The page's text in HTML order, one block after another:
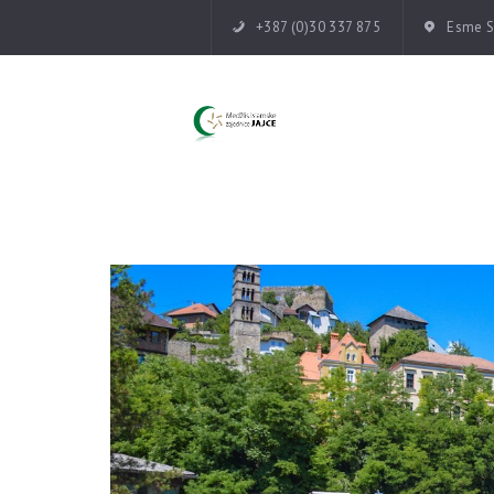
+387 (0)30 337 875 Esme